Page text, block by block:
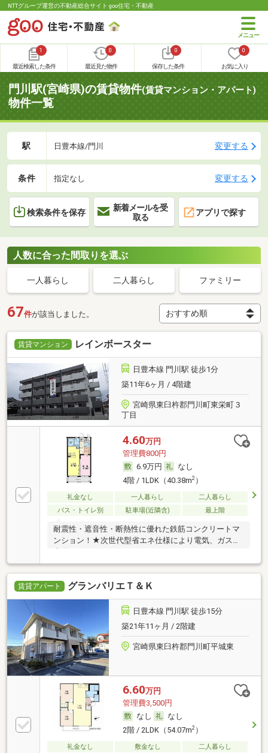
NTTグループ運営の不動産総合サイト goo住宅・不動産
1
最近検索した条件
0
最近見た物件
0
保存した条件
0
お気に入り
門川駅(宮崎県)の賃貸物件(賃貸マンション・アパート)
物件一覧
駅 日豊本線/門川 変更する
条件 指定なし 変更する
検索条件を保存
新着メールを受
取る
アプリで探す
人数に合った間取りを選ぶ
一人暮らし 二人暮らし ファミリー
67件が該当しました。
賃貸マンション レインボースター
日豊本線 門川駅 徒歩1分
築11年6ヶ月 / 4階建
宮崎県東臼杵郡門川町東栄町３
丁目
4.60万円
管理費800円
6.9万円
なし
4階 / 1LDK（40.38m2）
礼金なし 一人暮らし
二人暮らし
バス・トイレ別
駐車場(近隣含) 最上階
耐震性・遮音性・断熱性に優れた鉄筋コンクリートマ
ンション！★次世代型省エネ仕様により電気、ガス、
賃貸アパート グランバリエＴ＆Ｋ
日豊本線 門川駅 徒歩15分
築21年11ヶ月 / 2階建
宮崎県東臼杵郡門川町平城東
6.60万円
管理費3,500円
なし
なし
2階 / 2LDK（54.07m2）
礼金なし 敷金なし
二人暮らし